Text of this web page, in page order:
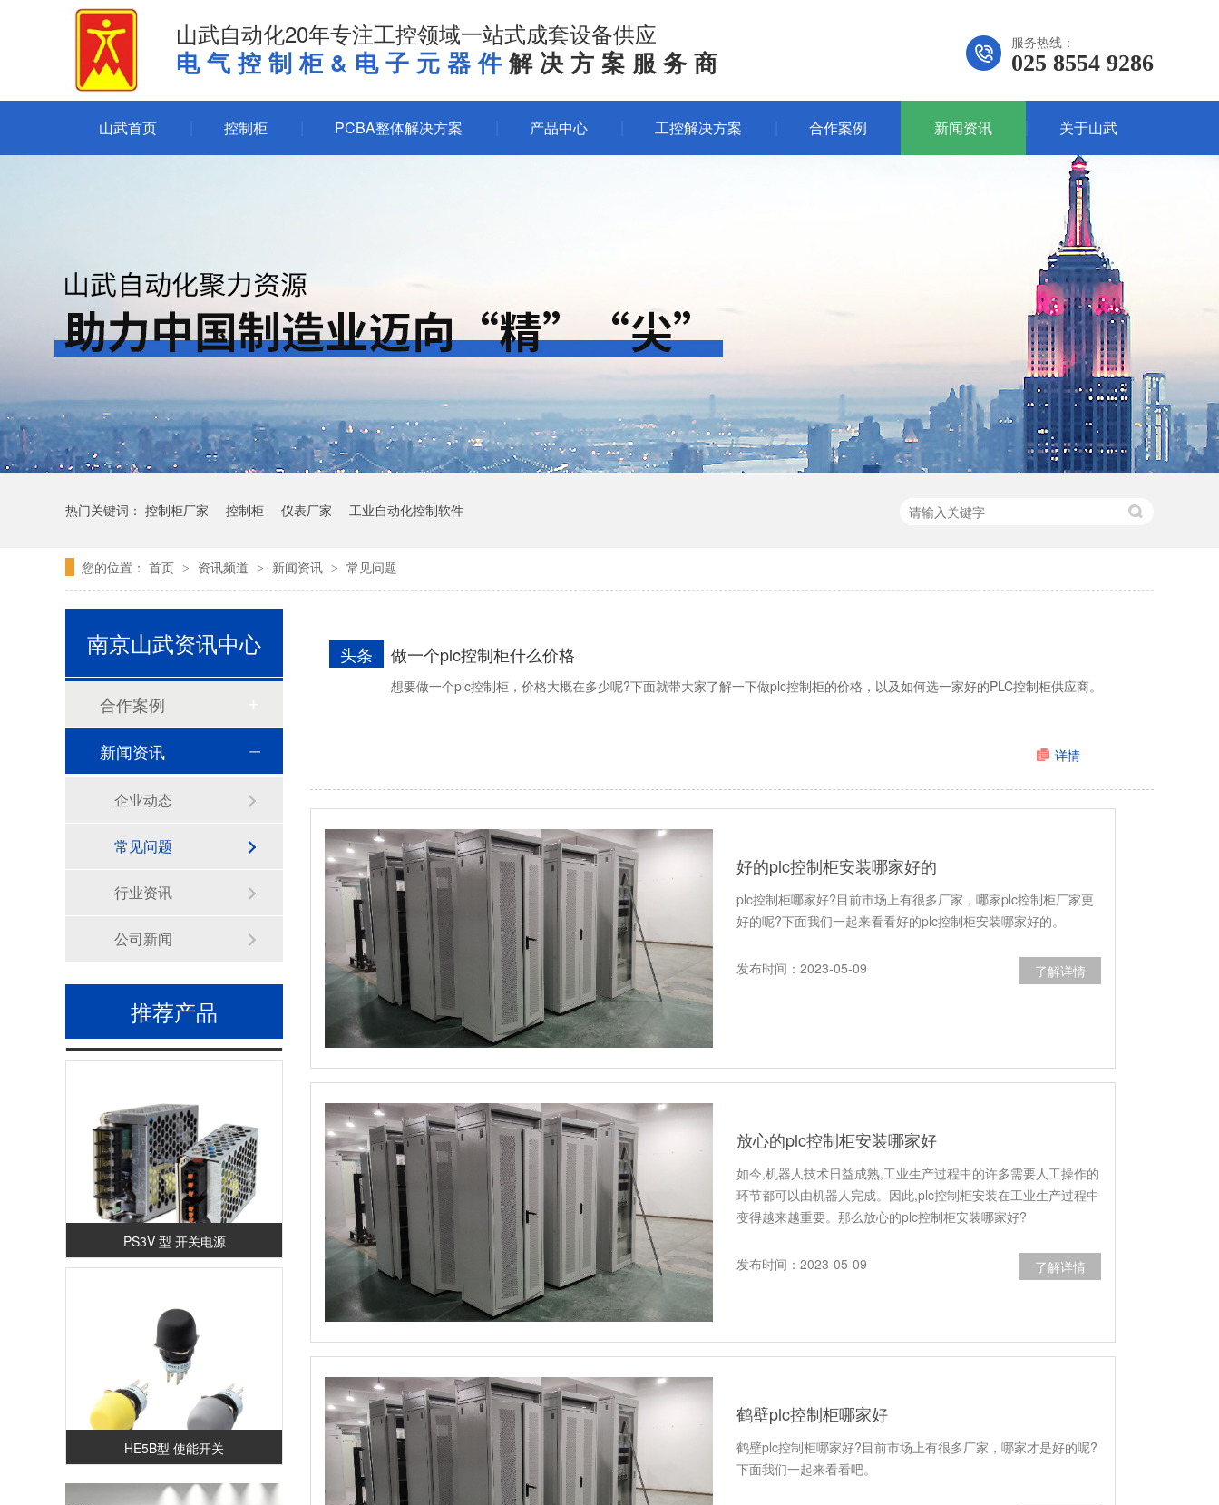
山武自动化20年专注工控领域一站式成套设备供应
电气控制柜&电子元器件解决方案服务商
服务热线：
025 8554 9286
山武首页 控制柜 PCBA整体解决方案 产品中心 工控解决方案 合作案例 新闻资讯 关于山武
热门关键词： 控制柜厂家 控制柜 仪表厂家 工业自动化控制软件
您的位置： 首页 > 资讯频道 > 新闻资讯 > 常见问题
做一个plc控制柜什么价格
头条
想要做一个plc控制柜，价格大概在多少呢?下面就带大家了解一下做plc控制柜的价格，以及如何选一家好的PLC控制柜供应商。
详情
好的plc控制柜安装哪家好的
plc控制柜哪家好?目前市场上有很多厂家，哪家plc控制柜厂家更
好的呢?下面我们一起来看看好的plc控制柜安装哪家好的。
发布时间：2023-05-09 了解详情
放心的plc控制柜安装哪家好
如今,机器人技术日益成熟,工业生产过程中的许多需要人工操作的
环节都可以由机器人完成。因此,plc控制柜安装在工业生产过程中
变得越来越重要。那么放心的plc控制柜安装哪家好?
发布时间：2023-05-09 了解详情
鹤壁plc控制柜哪家好
鹤壁plc控制柜哪家好?目前市场上有很多厂家，哪家才是好的呢?
下面我们一起来看看吧。
南京山武资讯中心
合作案例
新闻资讯
企业动态
常见问题
行业资讯
公司新闻
推荐产品
和泉HG4G-V型 可编程显示器(12.1英寸)
和泉 APEM HE2G-21SHE使能开关
PS5R-V型 开关电源
PS3V 型 开关电源
HE5B型 使能开关